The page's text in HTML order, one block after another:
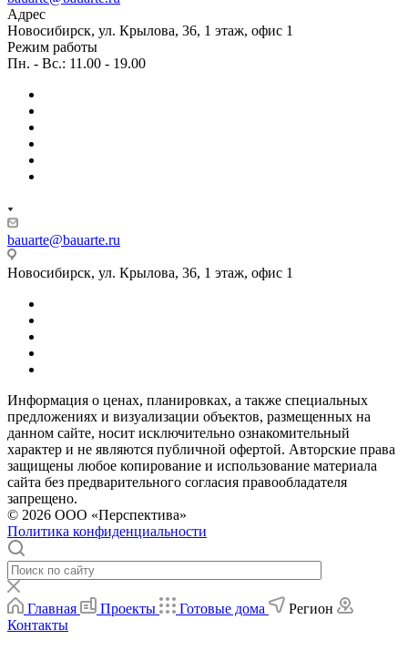
Адрес
Новосибирск, ул. Крылова, 36, 1 этаж, офис 1
Режим работы
Пн. - Вс.: 11.00 - 19.00
bauarte@bauarte.ru
Новосибирск, ул. Крылова, 36, 1 этаж, офис 1
Информация о ценах, планировках, а также специальных
предложениях и визуализации объектов, размещенных на
данном сайте, носит исключительно ознакомительный
характер и не являются публичной офертой. Авторские права
защищены любое копирование и использование материала
сайта без предварительного согласия правообладателя
запрещено.
© 2026 ООО «Перспектива»
Политика конфиденциальности
Главная Проекты Готовые дома
Регион
Контакты